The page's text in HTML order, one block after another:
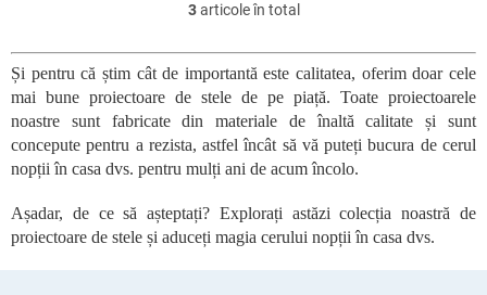
C
n
t
r
o
l
u
i
s
3articole în total
Și pentru că știm cât de importantă este calitatea, oferim doar cele
mai bune proiectoare de stele de pe piață. Toate proiectoarele
noastre sunt fabricate din materiale de înaltă calitate și sunt
concepute pentru a rezista, astfel încât să vă puteți bucura de cerul
nopții în casa dvs. pentru mulți ani de acum încolo.
Așadar, de ce să așteptați? Explorați astăzi colecția noastră de
proiectoare de stele și aduceți magia cerului nopții în casa dvs.